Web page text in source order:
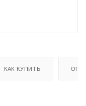
КАК КУПИТЬ